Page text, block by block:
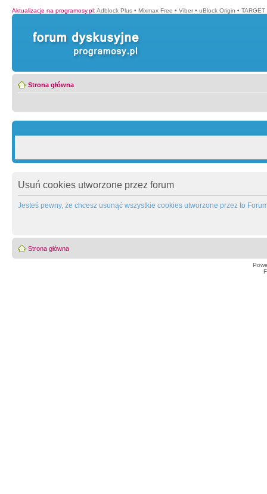
Aktualizacje na programosy.pl: Adblock Plus • Mixmax Free • Viber • uBlock Origin •
Strona główna
Usuń cookies utworzone przez forum
Jesteś pewny, że chcesz usunąć wszystkie cookies utworzone przez to
Strona główna